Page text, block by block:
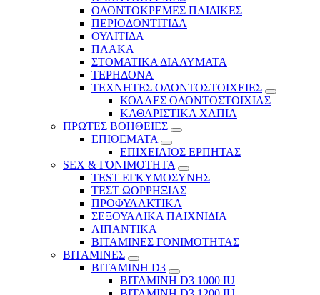
ΟΔΟΝΤΟΚΡΕΜΕΣ ΠΑΙΔΙΚΕΣ
ΠΕΡΙΟΔΟΝΤΙΤΙΔΑ
ΟΥΛΙΤΙΔΑ
ΠΛΑΚΑ
ΣΤΟΜΑΤΙΚΑ ΔΙΑΛΥΜΑΤΑ
ΤΕΡΗΔΟΝΑ
ΤΕΧΝΗΤΕΣ ΟΔΟΝΤΟΣΤΟΙΧΕΙΕΣ
ΚΟΛΛΕΣ ΟΔΟΝΤΟΣΤΟΙΧΙΑΣ
ΚΑΘΑΡΙΣΤΙΚΑ ΧΑΠΙΑ
ΠΡΩΤΕΣ ΒΟΗΘΕΙΕΣ
ΕΠΙΘΕΜΑΤΑ
ΕΠΙΧΕΙΛΙΟΣ ΕΡΠΗΤΑΣ
SEX & ΓΟΝΙΜΟΤΗΤΑ
TEST ΕΓΚΥΜΟΣΥΝΗΣ
ΤΕΣΤ ΩΟΡΡΗΞΙΑΣ
ΠΡΟΦΥΛΑΚΤΙΚΑ
ΣΕΞΟΥΑΛΙΚΑ ΠΑΙΧΝΙΔΙΑ
ΛΙΠΑΝΤΙΚΑ
ΒΙΤΑΜΙΝΕΣ ΓΟΝΙΜΟΤΗΤΑΣ
ΒΙΤΑΜΙΝΕΣ
ΒΙΤΑΜΙΝΗ D3
ΒΙΤΑΜΙΝΗ D3 1000 IU